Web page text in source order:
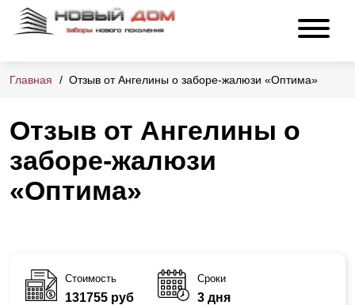
Главная Отзыв от Ангелины о заборе-жалюзи «Оптима»
Отзыв от Ангелины о
заборе-жалюзи
«Оптима»
Стоимость
131755 руб
Сроки
3 дня